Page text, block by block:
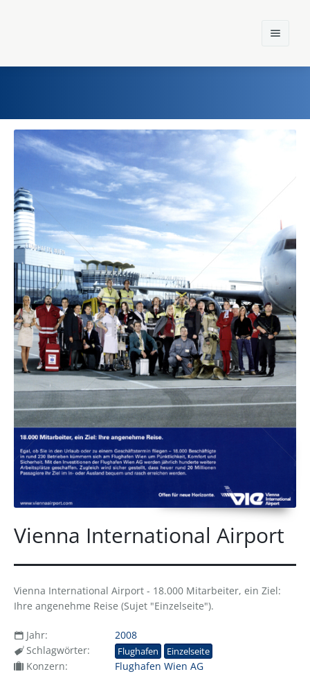
Home
Einst und Heute
Marken
Konzerne
Epoche
Vienna International Airport
Vienna International Airport - 18.000 Mitarbeiter, ein Ziel:
Ihre angenehme Reise (Sujet "Einzelseite").
Jahr:
2008
Schlagwörter:
Flughafen Einzelseite
Konzern:
Flughafen Wien AG